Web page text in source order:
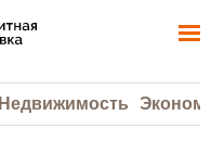
Недвижимость